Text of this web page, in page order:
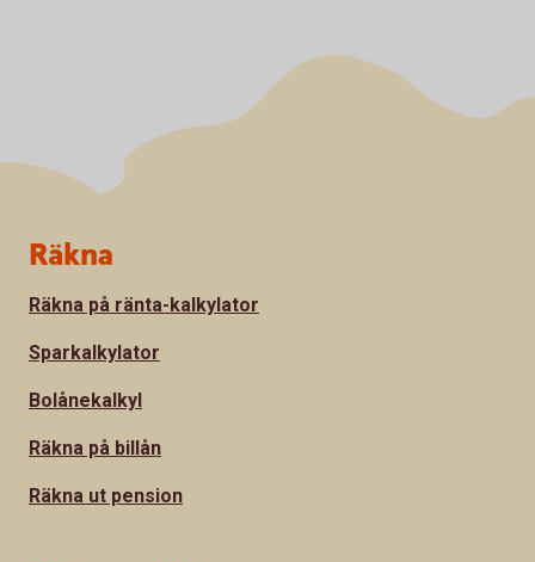
Sidfot
Räkna
Räkna på ränta-kalkylator
Sparkalkylator
Bolånekalkyl
Räkna på billån
Räkna ut pension